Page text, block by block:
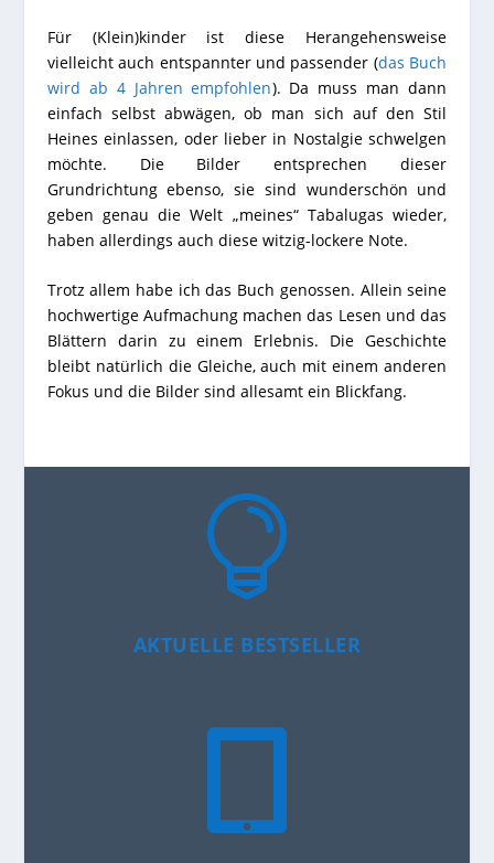
Für (Klein)kinder ist diese Herangehensweise
vielleicht auch entspannter und passender (das Buch
wird ab 4 Jahren empfohlen). Da muss man dann
einfach selbst abwägen, ob man sich auf den Stil
Heines einlassen, oder lieber in Nostalgie schwelgen
möchte. Die Bilder entsprechen dieser
Grundrichtung ebenso, sie sind wunderschön und
geben genau die Welt „meines“ Tabalugas wieder,
haben allerdings auch diese witzig-lockere Note.
Trotz allem habe ich das Buch genossen. Allein seine
hochwertige Aufmachung machen das Lesen und das
Blättern darin zu einem Erlebnis. Die Geschichte
bleibt natürlich die Gleiche, auch mit einem anderen
Fokus und die Bilder sind allesamt ein Blickfang.

AKTUELLE BESTSELLER